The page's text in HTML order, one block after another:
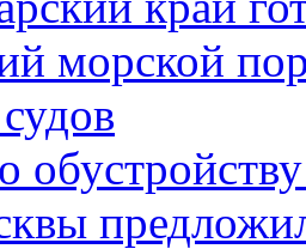
морской